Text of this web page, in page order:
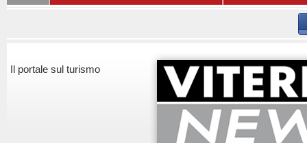
Il portale sul turismo